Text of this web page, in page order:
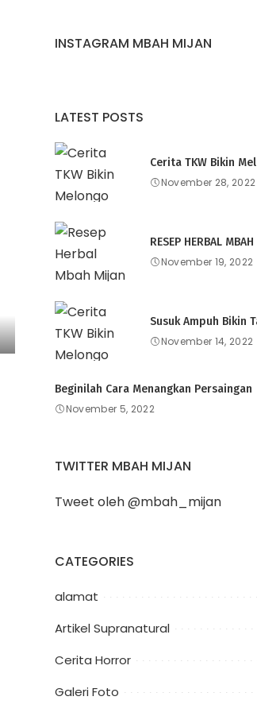
INSTAGRAM MBAH MIJAN
LATEST POSTS
Cerita TKW Bikin
November 28, 2022
RESEP HERBAL MBAH
November 19, 2022
Susuk Ampuh Bikin
November 14, 2022
Beginilah Cara Menangkan Persaingan
November 5, 2022
TWITTER MBAH MIJAN
Tweet oleh @mbah_mijan
CATEGORIES
alamat
Artikel Supranatural
Cerita Horror
Galeri Foto